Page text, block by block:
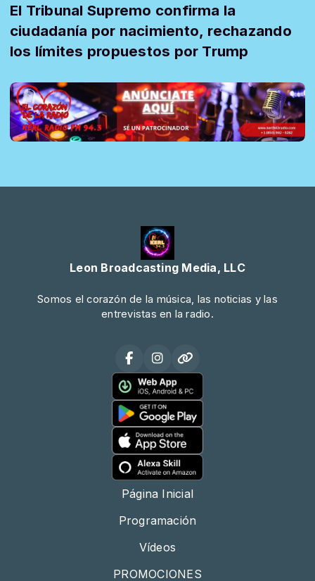
El Tribunal Supremo confirma la
ciudadanía por nacimiento, rechazando
los límites propuestos por Trump
Leon Broadcasting Media, LLC
Somos el corazón de la música, las noticias y las
entrevistas en la radio.
Página Inicial
Programación
Vídeos
PROMOCIONES